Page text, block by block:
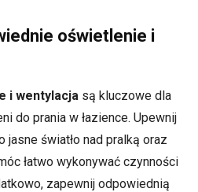
oświetlenie i
i wentylacja są kluczowe dla
do prania w łazience. Upewnij
światło nad pralką oraz
łatwo wykonywać czynności
zapewnij odpowiednią